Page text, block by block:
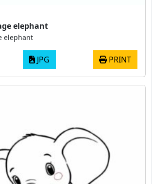
elephant
elephant
JPG PRINT